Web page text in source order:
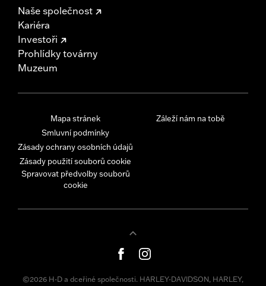
Naše společnost
Kariéra
Investoři
Prohlídky továrny
Muzeum
Mapa stránek
Smluvní podmínky
Zásady ochrany osobních údajů
Zásady použití souborů cookie
Spravovat předvolby souborů
cookie
Záleží nám na tobě
©2026 H-D a dceřiné společnosti. HARLEY-DAVIDSON, HARLEY,